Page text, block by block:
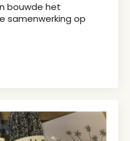
bouwde het
samenwerking op